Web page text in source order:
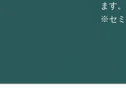
ます。
※セミ